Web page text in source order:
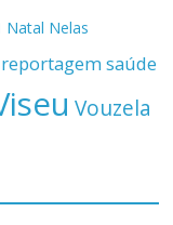
Natal Nelas
reportagemsaúde
Vouzela